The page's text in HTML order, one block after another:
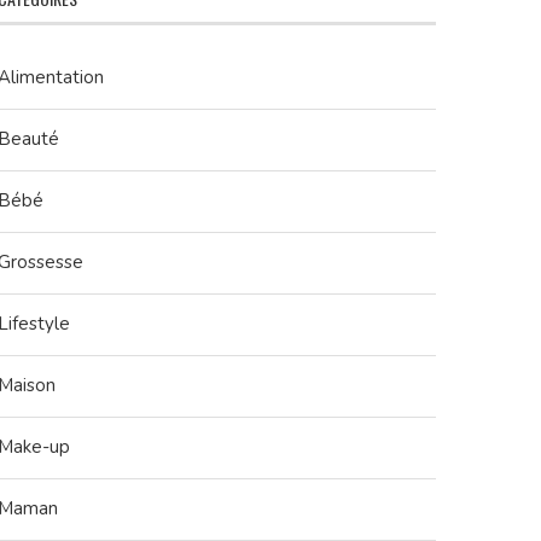
Beauté
Bébé
Lifestyle
Maison
Make-up
Maman